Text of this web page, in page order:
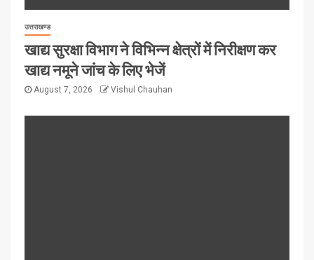
उत्तराखण्ड
खाद्य सुरक्षा विभाग ने विभिन्न क्षेत्रों में निरीक्षण कर
खाद्य नमूने जांच के लिए भेजें
August 7, 2026 Vishul Chauhan